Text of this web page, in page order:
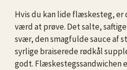
Hvis du kan lide flæskesteg, er
værd at prøve. Det salte,
svær, den smagfulde sauce af
syrlige braiserede rødkål
godt. Flæskestegssandwichen